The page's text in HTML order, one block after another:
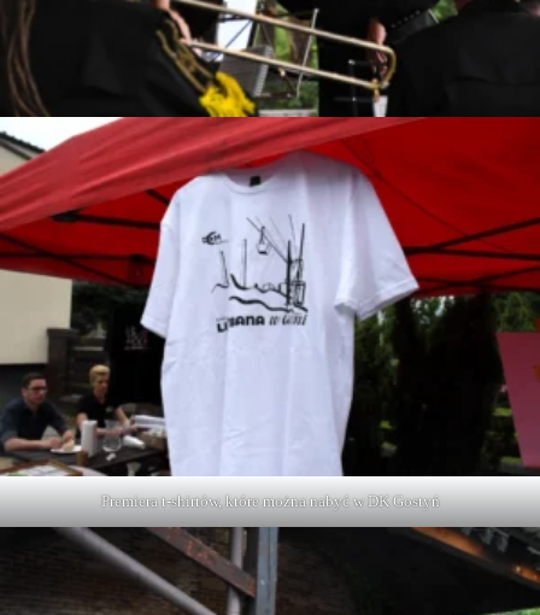
Premiera t-shirtów, które można nabyć w DK Gostyń